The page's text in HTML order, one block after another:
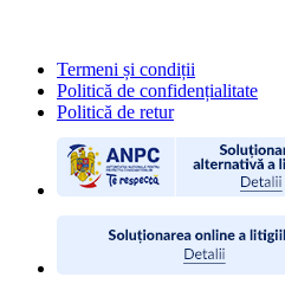
Termeni și condiții
Politică de confidențialitate
Politică de retur